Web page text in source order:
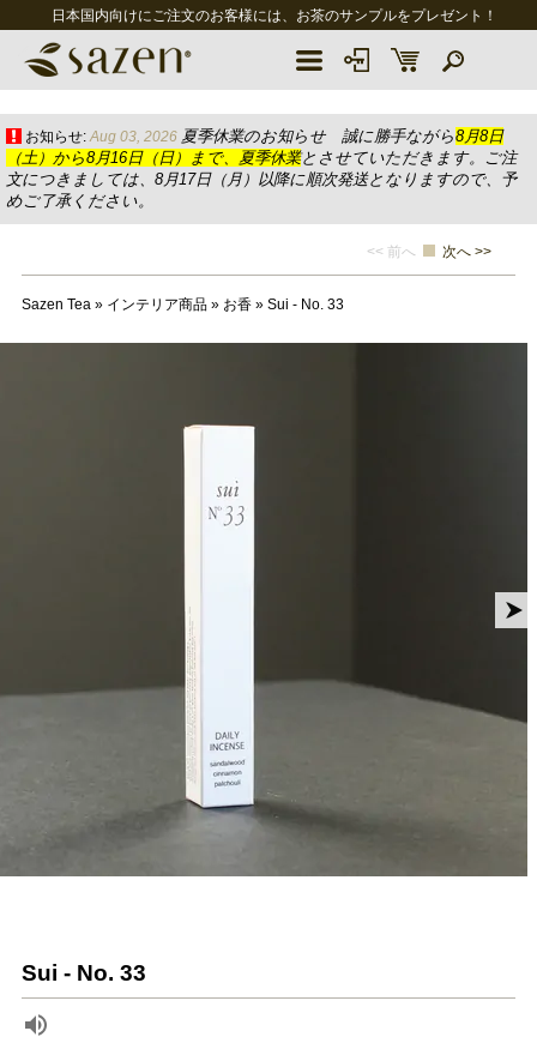
日本国内向けにご注文のお客様には、お茶のサンプルをプレゼント！
お知らせ: Aug 03, 2026 夏季休業のお知らせ 誠に勝手ながら8月8日
（土）から8月16日（日）まで、夏季休業とさせていただきます。ご注
文につきましては、8月17日（月）以降に順次発送となりますので、予
めご了承ください。
<< 前へ 次へ >>
Sazen Tea» インテリア商品» お香» Sui - No. 33
Sui - No. 33